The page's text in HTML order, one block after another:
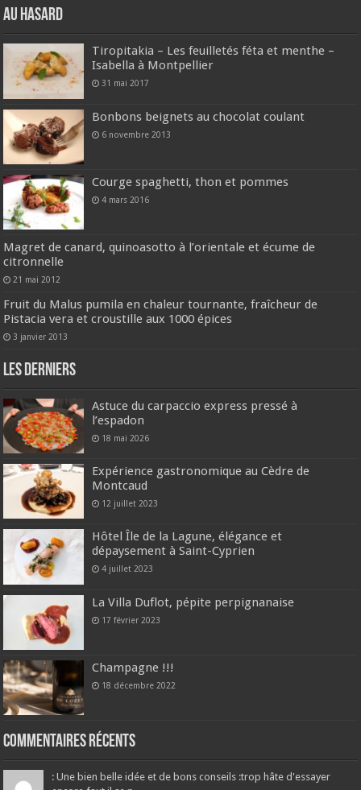
Au hasard
Tiropitakia – Les feuilletés féta et menthe –
Isabella à Montpellier
31 mai 2017
Bonbons beignets au chocolat coulant
6 novembre 2013
Courge spaghetti, thon et pommes
4 mars 2016
Magret de canard, quinoasotto à l’orientale et écume de
citronnelle
21 mai 2012
Fruit du Malus pumila en chaleur tournante, fraîcheur de
Pistacia vera et croustille aux 1000 épices
3 janvier 2013
Les derniers
Astuce du carpaccio express pressé à
l’espadon
18 mai 2026
Expérience gastronomique au Cèdre de
Montcaud
12 juillet 2023
Hôtel Île de la Lagune, élégance et
dépaysement à Saint-Cyprien
4 juillet 2023
La Villa Duflot, pépite perpignanaise
17 février 2023
Champagne !!!
18 décembre 2022
Commentaires récents
: Une bien belle idée et de bons conseils :trop hâte d'essayer